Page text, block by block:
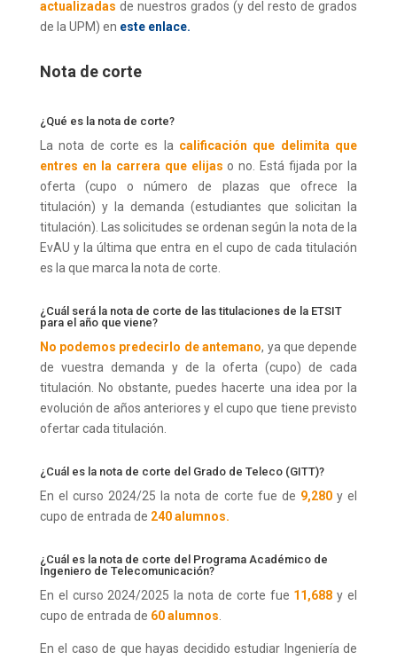
actualizadas de nuestros grados (y del resto de grados
de la UPM) en este enlace.
Nota de corte
¿Qué es la nota de corte?
La nota de corte es la calificación que delimita que
entres en la carrera que elijas o no. Está fijada por la
oferta (cupo o número de plazas que ofrece la
titulación) y la demanda (estudiantes que solicitan la
titulación). Las solicitudes se ordenan según la nota de la
EvAU y la última que entra en el cupo de cada titulación
es la que marca la nota de corte.
¿Cuál será la nota de corte de las titulaciones de la ETSIT
para el año que viene?
No podemos predecirlo de antemano, ya que depende
de vuestra demanda y de la oferta (cupo) de cada
titulación. No obstante, puedes hacerte una idea por la
evolución de años anteriores y el cupo que tiene previsto
ofertar cada titulación.
¿Cuál es la nota de corte del Grado de Teleco (GITT)?
En el curso 2024/25 la nota de corte fue de 9,280y el
cupo de entrada de 240 alumnos.
¿Cuál es la nota de corte del Programa Académico de
Ingeniero de Telecomunicación?
En el curso 2024/2025 la nota de corte fue 11,688y el
cupo de entrada de 60 alumnos
En el caso de que hayas decidido estudiar Ingeniería de